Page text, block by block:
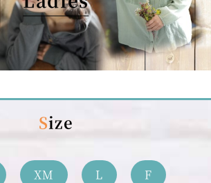
Size
XM L F